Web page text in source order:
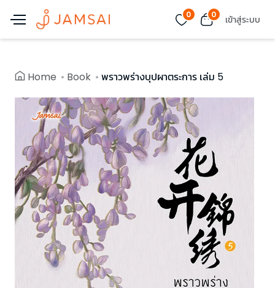
0 0 เข้าสู่ระบบ
Home Book พราวพร่างบุปผาตระการ เล่ม 5